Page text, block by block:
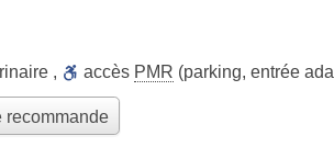
, accès PMR (parking, entrée